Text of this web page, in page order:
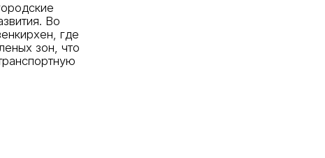
Во
где
зон, что